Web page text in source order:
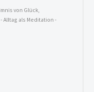
von Glück,
als Meditation -